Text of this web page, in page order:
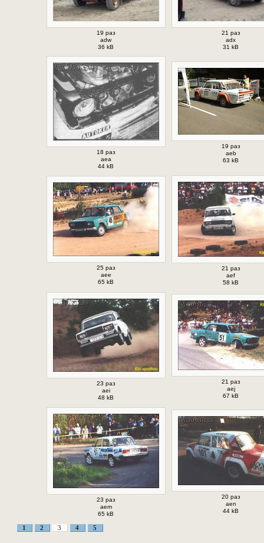
19 раз
adw
36 kB
21 раз
adx
31 kB
18 раз
aea
44 kB
19 раз
aeb
63 kB
25 раз
aee
65 kB
21 раз
aef
58 kB
23 раз
aei
48 kB
21 раз
aej
67 kB
23 раз
aem
65 kB
20 раз
aen
44 kB
1 2 3 4 5